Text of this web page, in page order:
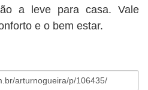
a leve para casa. Vale
e o bem estar.